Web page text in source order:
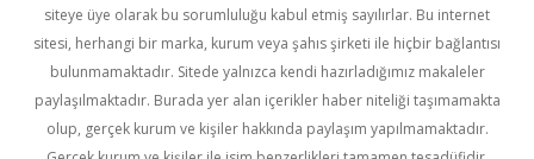
siteye üye olarak bu sorumluluğu kabul etmiş sayılırlar. Bu internet
sitesi, herhangi bir marka, kurum veya şahıs şirketi ile hiçbir bağlantısı
bulunmamaktadır. Sitede yalnızca kendi hazırladığımız makaleler
paylaşılmaktadır. Burada yer alan içerikler haber niteliği taşımamakta
olup, gerçek kurum ve kişiler hakkında paylaşım yapılmamaktadır.